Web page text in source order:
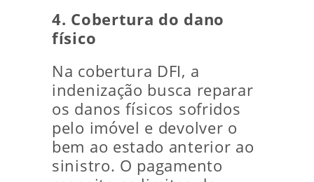
4. Cobertura do dano
físico
Na cobertura DFI, a
indenização busca reparar
os danos físicos sofridos
pelo imóvel e devolver o
bem ao estado anterior ao
sinistro. O pagamento